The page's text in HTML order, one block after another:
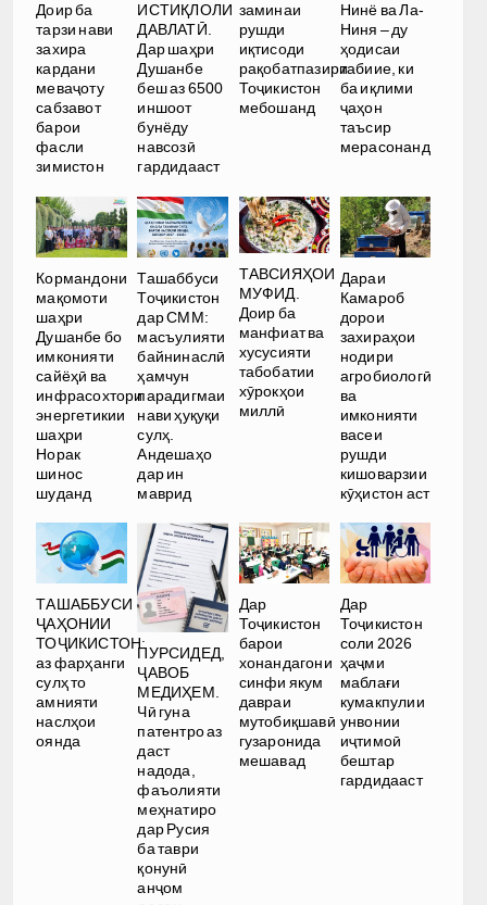
Доир ба
тарзи нави
захира
кардани
меваҷоту
сабзавот
барои
фасли
зимистон
ИСТИҚЛОЛИ
ДАВЛАТӢ.
Дар шаҳри
Душанбе
беш аз 6500
иншоот
бунёду
навсозӣ
гардидааст
заминаи
рушди
иқтисоди
рақобатпазири
Тоҷикистон
мебошанд
Нинё ва Ла-
Ниня – ду
ҳодисаи
табиие, ки
ба иқлими
ҷаҳон
таъсир
мерасонанд
Кормандони
мақомоти
шаҳри
Душанбе бо
имконияти
сайёҳӣ ва
инфрасохтори
энергетикии
шаҳри
Норак
шинос
шуданд
Ташаббуси
Тоҷикистон
дар СММ:
масъулияти
байнинаслӣ
ҳамчун
парадигмаи
нави ҳуқуқи
сулҳ.
Андешаҳо
дар ин
маврид
ТАВСИЯҲОИ
МУФИД.
Доир ба
манфиат ва
хусусияти
табобатии
хӯрокҳои
миллӣ
Дараи
Камароб
дорои
захираҳои
нодири
агробиологӣ
ва
имконияти
васеи
рушди
кишоварзии
кӯҳистон аст
ТАШАББУСИ
ҶАҲОНИИ
ТОҶИКИСТОН:
аз фарҳанги
сулҳ то
амнияти
наслҳои
оянда
ПУРСИДЕД,
ҶАВОБ
МЕДИҲЕМ.
Чӣ гуна
патентро аз
даст
надода,
фаъолияти
меҳнатиро
дар Русия
ба таври
қонунӣ
анҷом
Дар
Тоҷикистон
барои
хонандагони
синфи якум
давраи
мутобиқшавӣ
гузаронида
мешавад
Дар
Тоҷикистон
соли 2026
ҳаҷми
маблағи
кумакпулии
унвонии
иҷтимоӣ
бештар
гардидааст